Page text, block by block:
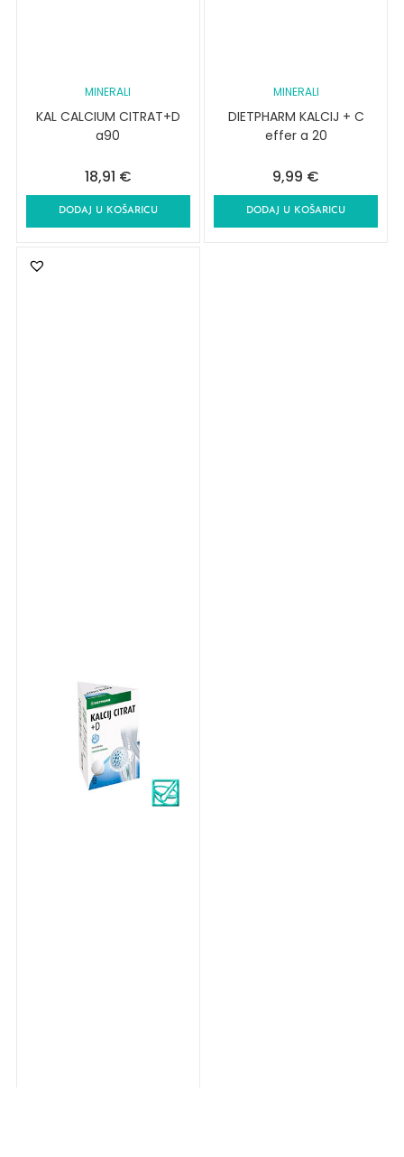
MINERALI
KAL CALCIUM CITRAT+D
a90
18,91 €
DODAJ U KOŠARICU
MINERALI
DIETPHARM KALCIJ + C
effer a 20
9,99 €
DODAJ U KOŠARICU